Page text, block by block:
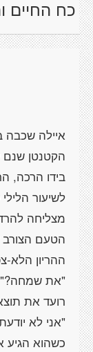
כח החיים
איילה
הקטנטן שנם
בידו הרכה,
לשיעור
הטעם הצורב
"את שמחה?"
כשהוא הגיע